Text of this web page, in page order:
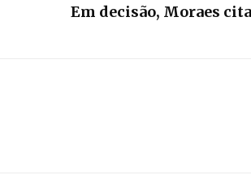
Em decisão, Moraes